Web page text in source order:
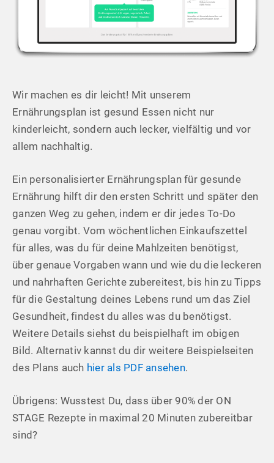
Wir machen es dir leicht! Mit unserem
Ernährungsplan ist gesund Essen nicht nur
kinderleicht, sondern auch lecker, vielfältig und vor
allem nachhaltig.
Ein personalisierter Ernährungsplan für gesunde
Ernährung hilft dir den ersten Schritt und später den
ganzen Weg zu gehen, indem er dir jedes To-Do
genau vorgibt. Vom wöchentlichen Einkaufszettel
für alles, was du für deine Mahlzeiten benötigst,
über genaue Vorgaben wann und wie du die leckeren
und nahrhaften Gerichte zubereitest, bis hin zu Tipps
für die Gestaltung deines Lebens rund um das Ziel
Gesundheit, findest du alles was du benötigst.
Weitere Details siehst du beispielhaft im obigen
Bild. Alternativ kannst du dir weitere Beispielseiten
des Plans auch hier als PDF ansehen.
Übrigens: Wusstest Du, dass über 90% der ON
STAGE Rezepte in maximal 20 Minuten zubereitbar
sind?